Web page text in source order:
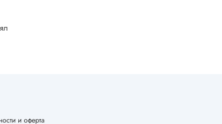
и оферта